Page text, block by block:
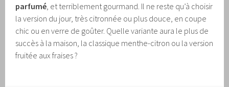
parfumé, et terriblement gourmand. Il ne reste qu’à choisir
la version du jour, très citronnée ou plus douce, en coupe
chic ou en verre de goûter. Quelle variante aura le plus de
succès à la maison, la classique menthe-citron ou la version
fruitée aux fraises ?